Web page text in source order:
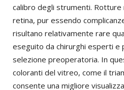
calibro degli strumenti. Rotture
retina, pur essendo
risultano relativamente rare
eseguito da chirurghi esperti e
selezione preoperatoria. In
coloranti del vitreo, come il
consente una migliore